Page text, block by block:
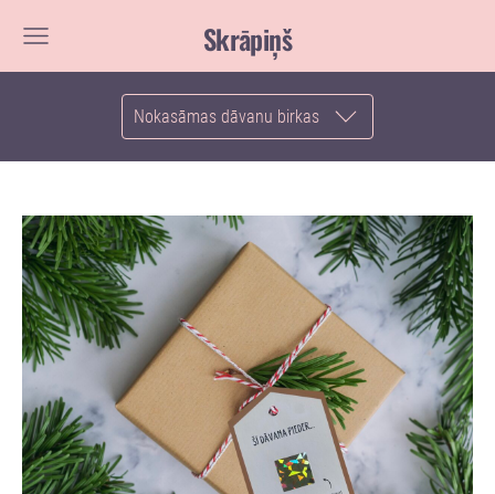
Skrāpiņš
Nokasāmas dāvanu birkas